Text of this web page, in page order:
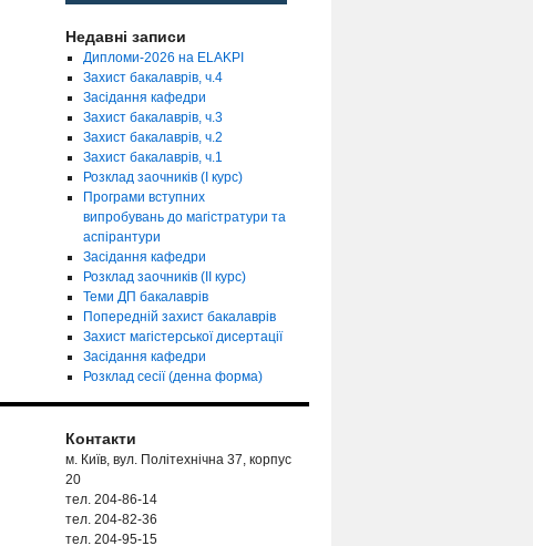
Недавні записи
Дипломи-2026 на ELAKPI
Захист бакалаврів, ч.4
Засідання кафедри
Захист бакалаврів, ч.3
Захист бакалаврів, ч.2
Захист бакалаврів, ч.1
Розклад заочників (І курс)
Програми вступних
випробувань до магістратури та
аспірантури
Засідання кафедри
Розклад заочників (ІІ курс)
Теми ДП бакалаврів
Попередній захист бакалаврів
Захист магістерської дисертації
Засідання кафедри
Розклад сесії (денна форма)
Контакти
м. Київ, вул. Політехнічна 37, корпус
20
тел. 204-86-14
тел. 204-82-36
тел. 204-95-15